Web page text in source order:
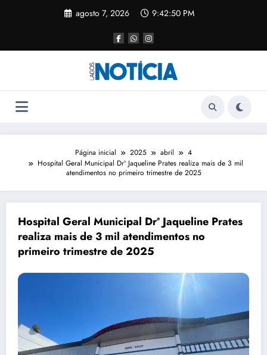
agosto 7, 2026 9:42:50 PM
Página inicial 2025 abril
4
Hospital Geral Municipal Drª Jaqueline Prates realiza mais de 3 mil
atendimentos no primeiro trimestre de 2025
Hospital Geral Municipal Drª Jaqueline Prates
realiza mais de 3 mil atendimentos no
primeiro trimestre de 2025